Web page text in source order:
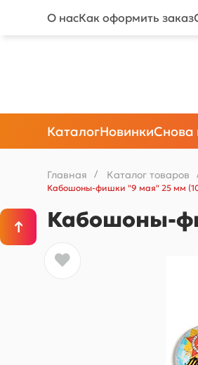
О насКак оформить заказ
КаталогНовинкиСнова
Главная / Каталог товаров
Кабошоны-фишки "9 мая" 25 мм
Кабошоны-